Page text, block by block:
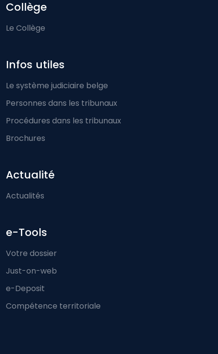
Collège
Le Collège
Infos utiles
Le système judiciaire belge
Personnes dans les tribunaux
Procédures dans les tribunaux
Brochures
Actualité
Actualités
e-Tools
Votre dossier
Just-on-web
e-Deposit
Compétence territoriale